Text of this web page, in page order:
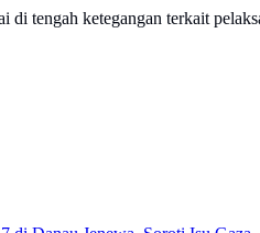
di tengah ketegangan terkait